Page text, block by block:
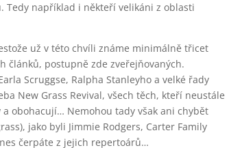
například i někteří velikáni z oblasti
už v této chvíli známe minimálně třicet
článků, postupně zde zveřejňovaných.
Scruggse, Ralpha Stanleyho a velké řady
New Grass Revival, všech těch, kteří neustále
obohacují… Nemohou tady však ani chybět
jako byli Jimmie Rodgers, Carter Family
čerpáte z jejich repertoárů…